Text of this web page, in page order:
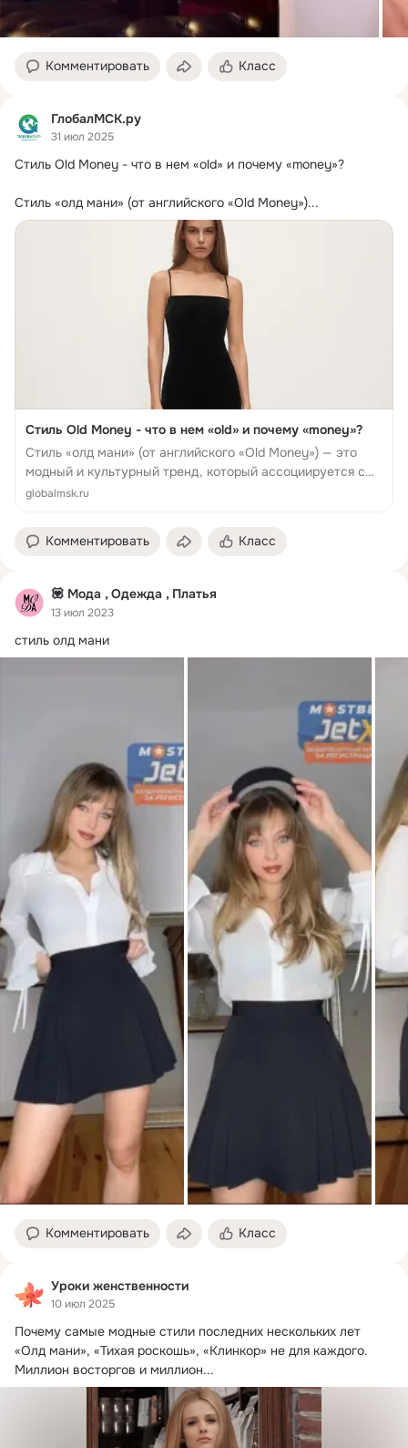
Комментировать Класс
ГлобалМСК.ру
31 июл 2025
Стиль Old Money - что в нем «old» и почему «money»?
Стиль «олд мани» (от английского «Old Money»)...
Стиль Old Money - что в нем «old» и почему «money»?
Стиль «олд мани» (от английского «Old Money») — это
модный и культурный тренд, который ассоциируется с
богатством, классическим вкусом и традициями,
globalmsk.ru
Комментировать Класс
💟 Мода , Одежда , Платья
13 июл 2023
стиль олд мани
Комментировать Класс
Уроки женственности
10 июл 2025
Почему самые модные стили последних нескольких лет
«Олд мани», «Тихая роскошь», «Клинкор» не для каждого.
Миллион восторгов и миллион...